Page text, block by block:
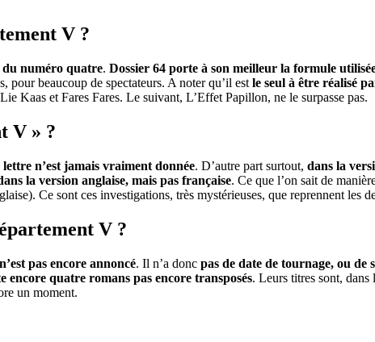
V ?
du numéro quatre. Dossier 64 porte à son meilleur la formule
pour beaucoup de spectateurs. A noter qu’il est le seul à être réalisé
Kaas et Fares Fares. Le suivant, L’Effet Papillon, ne le surpasse pas.
V » ?
n’est jamais vraiment donnée. D’autre part surtout, dans la
la version anglaise, mais pas française. Ce que l’on sait de
Ce sont ces investigations, très mystérieuses, que reprennent les
V ?
pas encore annoncé. Il n’a donc pas de date de tournage, ou de
encore quatre romans pas encore transposés. Leurs titres sont, dans
un moment.